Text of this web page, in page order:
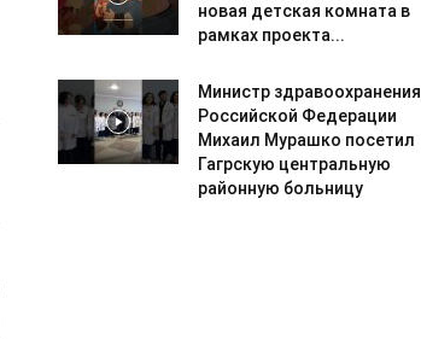
новая детская комната в
рамках проекта...
Министр здравоохранения
Российской Федерации
Михаил Мурашко посетил
Гагрскую центральную
районную больницу